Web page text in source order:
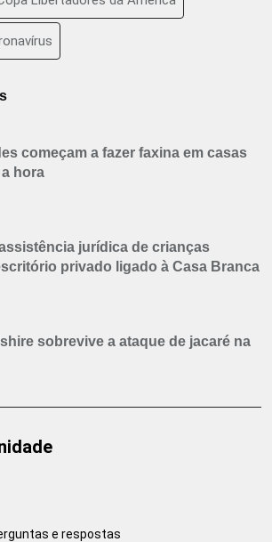
começam a fazer faxina em casas
hora
jurídica de crianças
privado ligado à Casa Branca
sobrevive a ataque de jacaré na
e respostas